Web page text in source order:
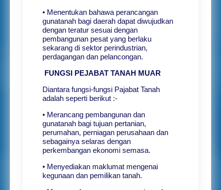
• Menentukan bahawa perancangan
gunatanah bagi daerah dapat diwujudkan
dengan teratur sesuai dengan
pembangunan pesat yang berlaku
sekarang di sektor perindustrian,
perdagangan dan pelancongan.
FUNGSI PEJABAT TANAH MUAR
Diantara fungsi-fungsi Pajabat Tanah
adalah seperti berikut :-
• Merancang pembangunan dan
gunatanah bagi tujuan pertanian,
perumahan, perniagan perusahaan dan
sebagainya selaras dengan
perkembangan ekonomi semasa.
• Menyediakan maklumat mengenai
kegunaan dan pemilikan tanah.